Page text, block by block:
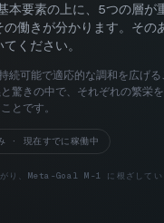
本要素の上に、5つの層が
の働きが分かります。その
ください。
続可能で適応的な調和を広げる
驚きの中で、それぞれの繁栄
とです。
· 現在すでに稼働中
がり、Meta-Goal M-1 に根ざしてい